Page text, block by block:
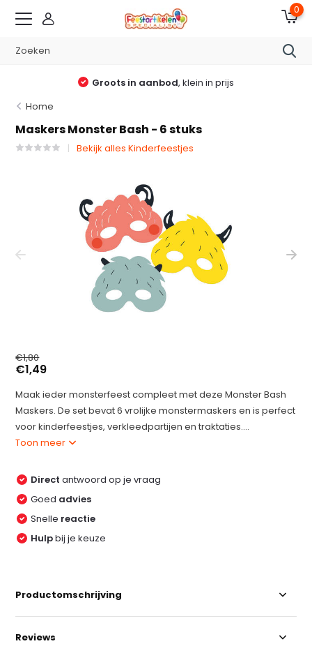
0
Groots in aanbod, klein in prijs
Home
Maskers Monster Bash - 6 stuks
Bekijk alles Kinderfeestjes
€1,80
€1,49
Maak ieder monsterfeest compleet met deze Monster Bash
Maskers. De set bevat 6 vrolijke monstermaskers en is perfect
voor kinderfeestjes, verkleedpartijen en traktaties....
Toon meer
Direct antwoord op je vraag
Goed advies
Snelle reactie
Hulpbij je keuze
Productomschrijving
Reviews